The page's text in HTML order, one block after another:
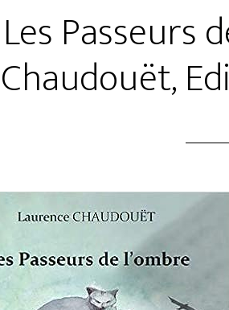
Les Passeurs
Chaudouët,